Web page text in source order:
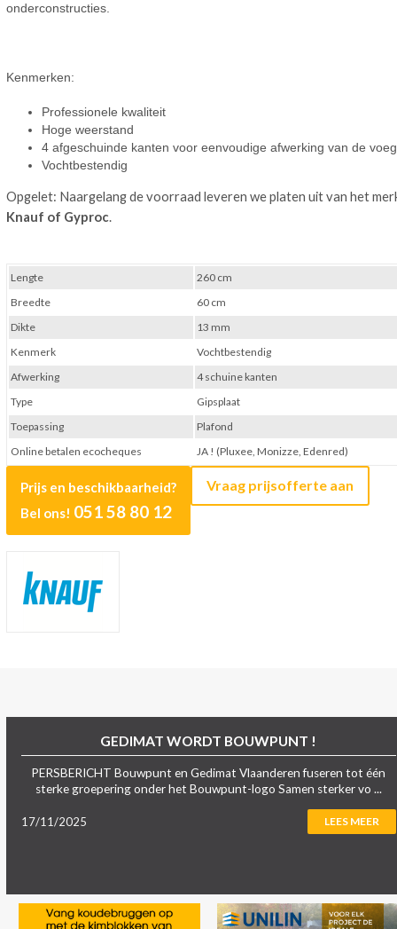
onderconstructies.
Kenmerken:
Professionele kwaliteit
Hoge weerstand
4 afgeschuinde kanten voor eenvoudige afwerking van de
Vochtbestendig
Opgelet: Naargelang de voorraad leveren we platen uit van het
Knauf of Gyproc.
Prijs en beschikbaarheid?
Bel ons! 051 58 80 12
Vraag prijsofferte aan
Lengte
260 cm
Breedte
60 cm
Dikte
13 mm
Kenmerk
Vochtbestendig
Afwerking
4 schuine kanten
Type
Gipsplaat
Toepassing
Plafond
Online betalen ecocheques
JA ! (Pluxee, Monizze, Edenred)
GEDIMAT WORDT BOUWPUNT !
PERSBERICHT Bouwpunt en Gedimat Vlaanderen fuseren tot één
sterke groepering onder het Bouwpunt-logo Samen sterker vo ...
17/11/2025 LEES MEER